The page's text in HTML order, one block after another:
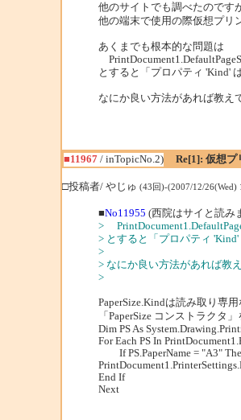
他のサイトでも調べたのです
他の端末で使用の際仮想プリ
あくまでも根本的な問題は
とすると「プロパティ 'Kind'
なにか良い方法があれば教え
■11967/ inTopicNo.2)
Re[1]: 仮想プ
□投稿者/ やじゅ (43回)-(2007/12/26(Wed)
■No11955 (西院はサイと読み
>
> とすると「プロパティ 'Kind'
>
> なにか良い方法があれば教
>
PaperSize.Kindは読み取り専
「PaperSize コンストラクタ
Dim PS As
For Each PS In
If PS.PaperName = "A3"
End If
Next